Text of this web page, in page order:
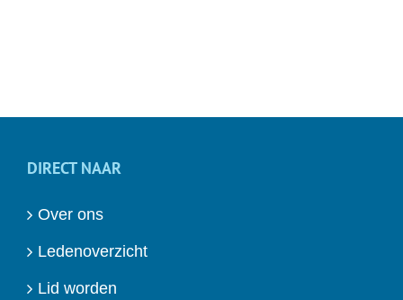
DIRECT NAAR
Over ons
Ledenoverzicht
Lid worden